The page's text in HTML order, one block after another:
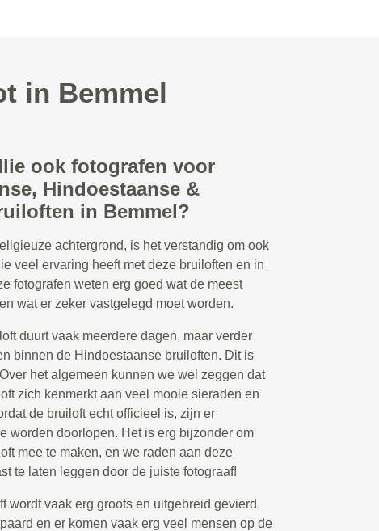
in Bemmel
ook fotografen voor
Hindoestaanse &
in Bemmel?
achtergrond, is het verstandig om ook
veel ervaring heeft met deze bruiloften en in
fotografen weten erg goed wat de meest
wat er zeker vastgelegd moet worden.
duurt vaak meerdere dagen, maar verder
binnen de Hindoestaanse bruiloften. Dit is
het algemeen kunnen we wel zeggen dat
zich kenmerkt aan veel mooie sieraden en
de bruiloft echt officieel is, zijn er
worden doorlopen. Het is erg bijzonder om
mee te maken, en we raden aan deze
te laten leggen door de juiste fotograaf!
wordt vaak erg groots en uitgebreid gevierd.
en er komen vaak erg veel mensen op de